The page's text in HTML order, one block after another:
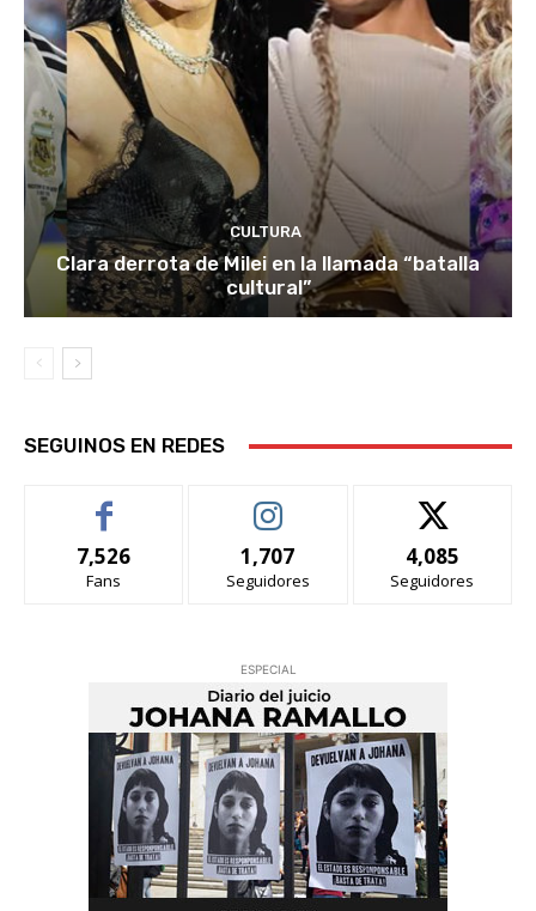
CULTURA
Clara derrota de Milei en la llamada “batalla
cultural”
SEGUINOS EN REDES
7,526
Fans
1,707
Seguidores
4,085
Seguidores
ESPECIAL